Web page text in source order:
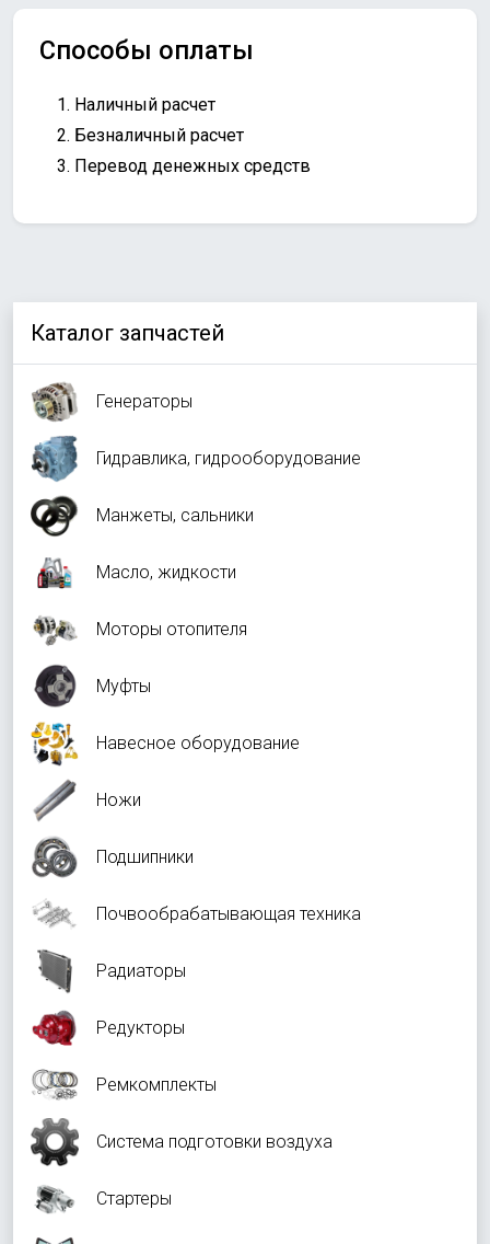
Каталог запчастей
Генераторы
Гидравлика, гидрооборудование
Манжеты, сальники
Масло, жидкости
Моторы отопителя
Муфты
Навесное оборудование
Ножи
Подшипники
Почвообрабатывающая техника
Радиаторы
Редукторы
Ремкомплекты
Система подготовки воздуха
Стартеры
Способы оплаты
Наличный расчет
Безналичный расчет
Перевод денежных средств